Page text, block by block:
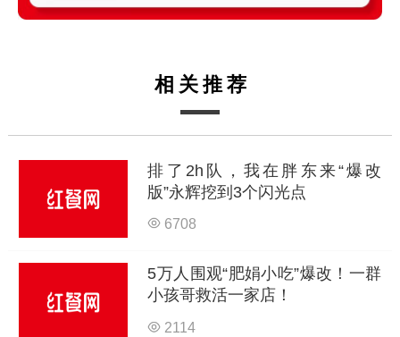
相关推荐
排了2h队，我在胖东来“爆改
版”永辉挖到3个闪光点
6708
5万人围观“肥娟小吃”爆改！一群
小孩哥救活一家店！
2114